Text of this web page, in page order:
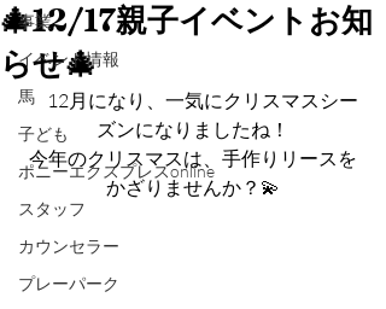
事業
イベント情報
馬
子ども
ポニーエクスプレスonline
スタッフ
カウンセラー
プレーパーク
🎄12/17親子イベントお知
らせ🎄
12月になり、一気にクリスマスシー
ズンになりましたね！
今年のクリスマスは、手作りリースを
かざりませんか？💫